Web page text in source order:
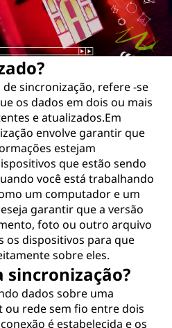
sincronização, refere -se
os dados em dois ou mais
e atualizados.Em
envolve garantir que
estejam
que estão sendo
você está trabalhando
um computador e um
garantir que a versão
foto ou outro arquivo
os dispositivos para que
sobre eles.
sincronização?
dados sobre uma
ou rede sem fio entre dois
é estabelecida e os